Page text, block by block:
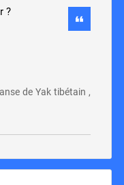
?
de Yak tibétain ,